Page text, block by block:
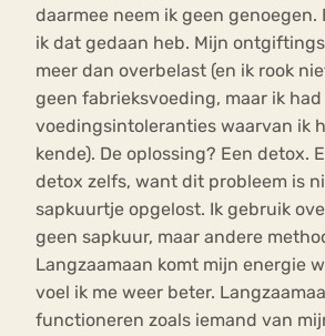
daarmee neem ik geen genoegen.
ik dat gedaan heb. Mijn
meer dan overbelast (en ik rook
geen fabrieksvoeding, maar ik had
voedingsintoleranties waarvan ik
kende). De oplossing? Een detox.
detox zelfs, want dit probleem is
sapkuurtje opgelost. Ik gebruik
geen sapkuur, maar andere
Langzaamaan komt mijn energie
voel ik me weer beter.
functioneren zoals iemand van